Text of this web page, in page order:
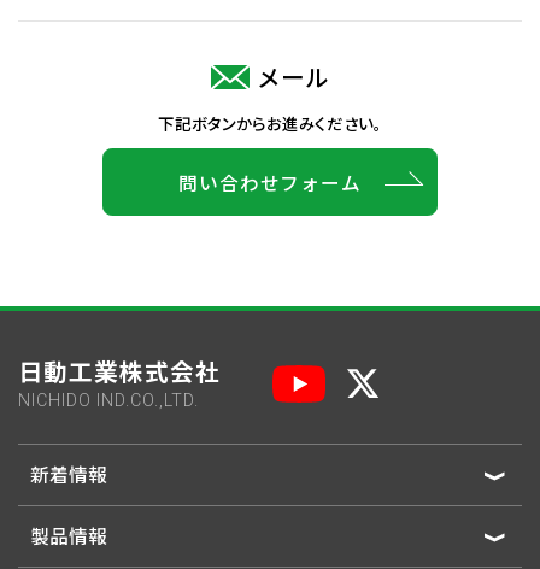
メール
下記ボタンからお進みください。
問い合わせフォーム
日動工業株式会社
NICHIDO IND.CO.,LTD.
新着情報
製品情報